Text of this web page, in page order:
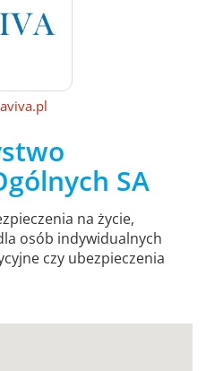
SA
na życie,
osób indywidualnych
czy ubezpieczenia